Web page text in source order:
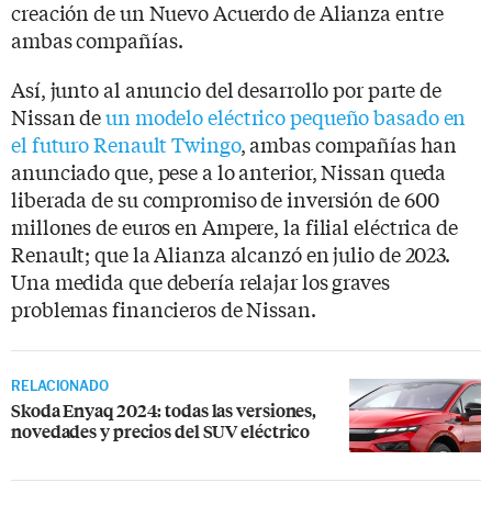
creación de un Nuevo Acuerdo de Alianza entre
ambas compañías.
Así, junto al anuncio del desarrollo por parte de
Nissan deun modelo eléctrico pequeño basado en
el futuro Renault Twingo, ambas compañías han
anunciado que, pese a lo anterior, Nissan queda
liberada de su compromiso de inversión de 600
millones de euros en Ampere, la filial eléctrica de
Renault; que la Alianza alcanzó en julio de 2023.
Una medida que debería relajar los graves
problemas financieros de Nissan.
RELACIONADO
Skoda Enyaq 2024: todas las versiones,
novedades y precios del SUV eléctrico